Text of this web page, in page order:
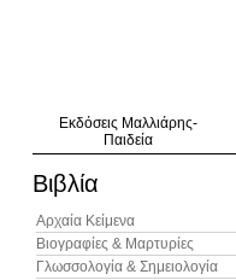
Εκδόσεις Μαλλιάρης-
Παιδεία
Βιβλία
Αρχαία Κείμενα
Βιογραφίες & Μαρτυρίες
Γλωσσολογία & Σημειολογία